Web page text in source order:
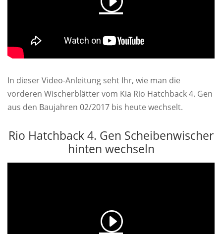
In dieser Video-Anleitung seht Ihr, wie man die
vorderen Wischerblätter vom Kia Rio Hatchback 4. Gen
aus den Baujahren 02/2017 bis heute wechselt.
Rio Hatchback 4. Gen Scheibenwischer
hinten wechseln